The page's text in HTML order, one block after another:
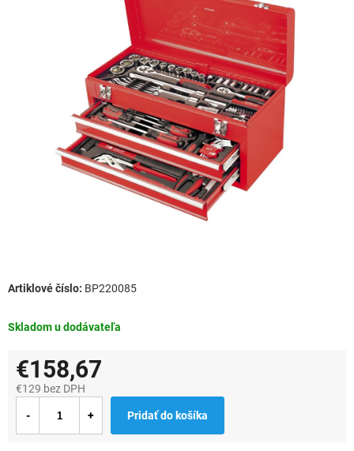
Skladom u dodávateľa
BP220085
€158,67
€129 bez DPH
cena:
Pridať do košíka